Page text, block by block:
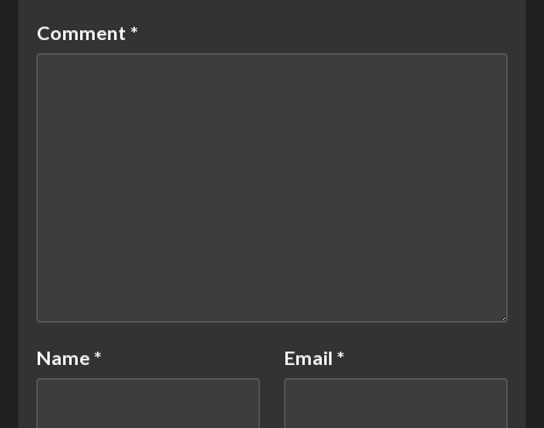
Comment *
Name * Email *